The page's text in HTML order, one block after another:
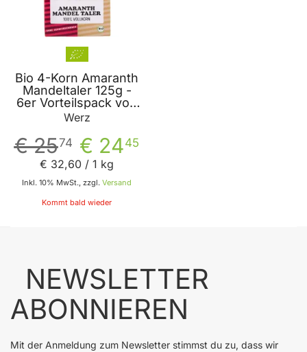
Bio 4-Korn Amaranth
Mandeltaler 125g -
6er Vorteilspack von
Werz
Werz
€ 2445
€ 2574
Inkl. 10% MwSt., zzgl. Versand
€ 32,60 / 1 kg
Kommt bald wieder
NEWSLETTER
ABONNIEREN
Mit der Anmeldung zum Newsletter stimmst du zu, dass wir